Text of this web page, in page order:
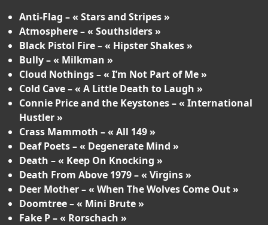
Anti-Flag – « Stars and Stripes »
Atmosphere – « Southsiders »
Black Pistol Fire – « Hipster Shakes »
Bully – « Milkman »
Cloud Nothings – « I’m Not Part of Me »
Cold Cave – « A Little Death to Laugh »
Connie Price and the Keystones – « International
Hustler »
Crass Mammoth – « All 149 »
Deaf Poets – « Degenerate Mind »
Death – « Keep On Knocking »
Death From Above 1979 – « Virgins »
Deer Mother – « When The Wolves Come Out »
Doomtree – « Mini Brute »
Fake P – « Rorschach »